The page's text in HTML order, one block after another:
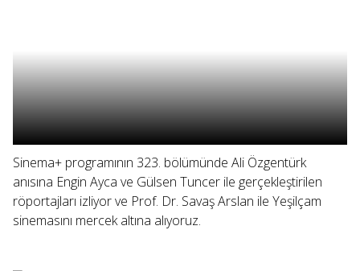
Sinema+ programının 323. bölümünde Ali Özgentürk
anısına Engin Ayca ve Gülsen Tuncer ile gerçekleştirilen
röportajları izliyor ve Prof. Dr. Savaş Arslan ile Yeşilçam
sinemasını mercek altına alıyoruz.